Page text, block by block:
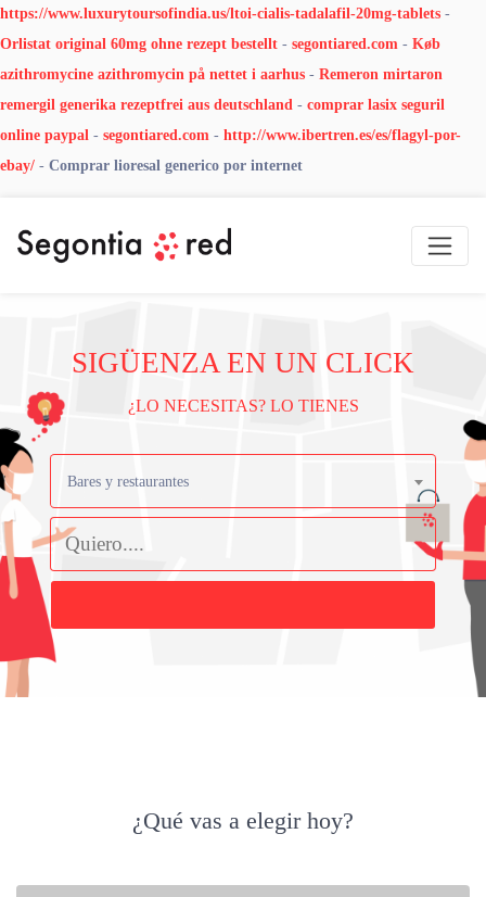
https://www.luxurytoursofindia.us/ltoi-cialis-tadalafil-20mg-tablets -
Orlistat original 60mg ohne rezept bestellt - segontiared.com - Køb
azithromycine azithromycin på nettet i aarhus - Remeron mirtaron
remergil generika rezeptfrei aus deutschland - comprar lasix seguril
online paypal - segontiared.com - http://www.ibertren.es/es/flagyl-por-
ebay/ - Comprar lioresal generico por internet
SIGÜENZA EN UN CLICK
¿LO NECESITAS? LO TIENES
Bares y restaurantes
¿Qué vas a elegir hoy?